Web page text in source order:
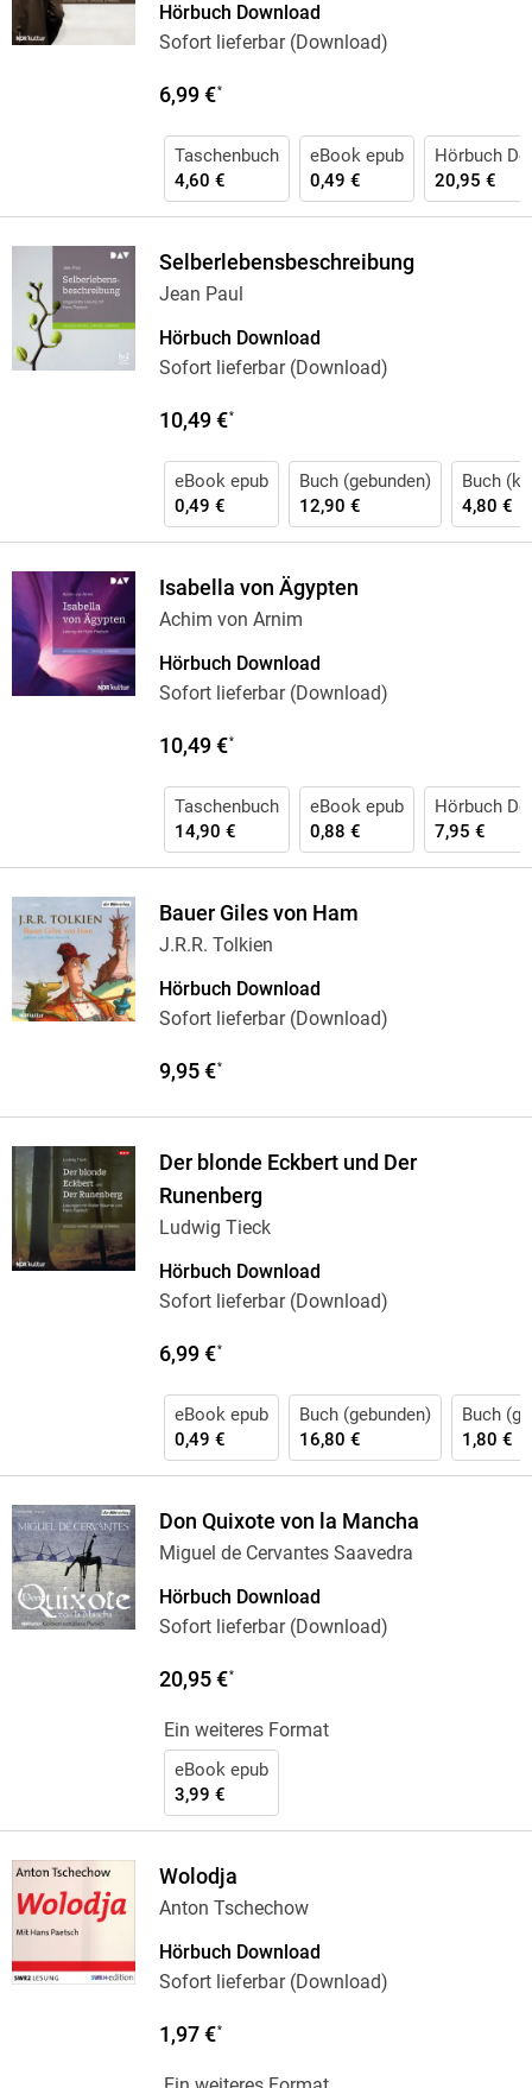
Hörbuch Download
Sofort lieferbar (Download)
6,99 €*
Taschenbuch
4,60 €
eBook epub
0,49 €
Hörbuch
20,95 €
Selberlebensbeschreibung
Jean Paul
Hörbuch Download
Sofort lieferbar (Download)
10,49 €*
eBook epub
0,49 €
Buch (gebunden)
12,90 €
Buch
4,80 €
Isabella von Ägypten
Achim von Arnim
Hörbuch Download
Sofort lieferbar (Download)
10,49 €*
Taschenbuch
14,90 €
eBook epub
0,88 €
Hörbuch
7,95 €
Bauer Giles von Ham
J.R.R. Tolkien
Hörbuch Download
Sofort lieferbar (Download)
9,95 €*
Der blonde Eckbert und Der
Runenberg
Ludwig Tieck
Hörbuch Download
Sofort lieferbar (Download)
6,99 €*
eBook epub
0,49 €
Buch (gebunden)
16,80 €
Buch
1,80 €
Don Quixote von la Mancha
Miguel de Cervantes Saavedra
Hörbuch Download
Sofort lieferbar (Download)
20,95 €*
Ein weiteres Format
eBook epub
3,99 €
Wolodja
Anton Tschechow
Hörbuch Download
Sofort lieferbar (Download)
1,97 €*